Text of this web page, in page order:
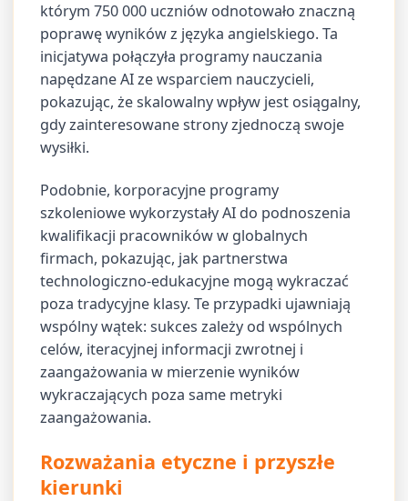
którym 750 000 uczniów odnotowało znaczną
poprawę wyników z języka angielskiego. Ta
inicjatywa połączyła programy nauczania
napędzane AI ze wsparciem nauczycieli,
pokazując, że skalowalny wpływ jest osiągalny,
gdy zainteresowane strony zjednoczą swoje
wysiłki.
Podobnie, korporacyjne programy
szkoleniowe wykorzystały AI do podnoszenia
kwalifikacji pracowników w globalnych
firmach, pokazując, jak partnerstwa
technologiczno-edukacyjne mogą wykraczać
poza tradycyjne klasy. Te przypadki ujawniają
wspólny wątek: sukces zależy od wspólnych
celów, iteracyjnej informacji zwrotnej i
zaangażowania w mierzenie wyników
wykraczających poza same metryki
zaangażowania.
Rozważania etyczne i przyszłe
kierunki